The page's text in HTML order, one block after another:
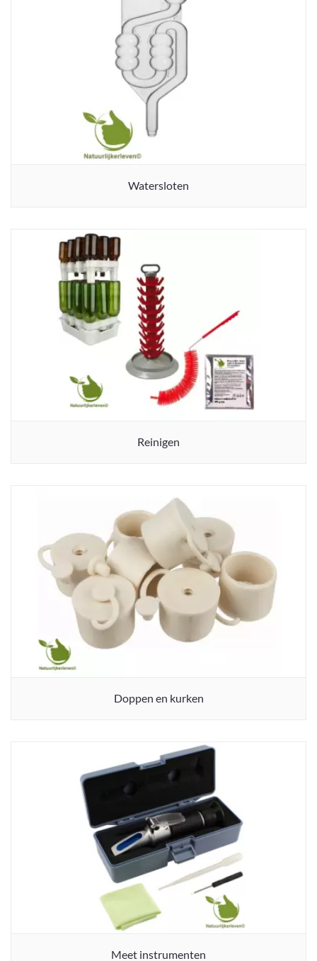
Watersloten
Reinigen
Doppen en kurken
Meet instrumenten